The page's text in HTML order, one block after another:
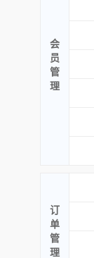
会
员
管
理
订
单
管
理